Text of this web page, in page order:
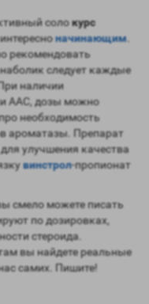
солокурс
начинающим
рекомендовать
следует каждые
наличии
ААС, дозы можно
необходимость
ароматазы. Препарат
улучшения качества
винстрол-пропионат
смело можете писать
по дозировках,
стероида.
вы найдете реальные
самих. Пишите!